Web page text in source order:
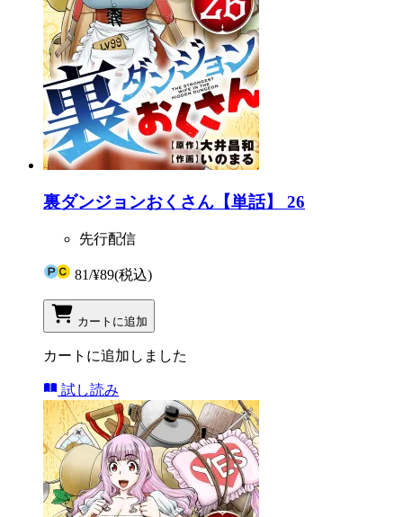
裏ダンジョンおくさん【単話】 26
先行配信
81/¥89(税込)
カートに追加
カートに追加しました
試し読み